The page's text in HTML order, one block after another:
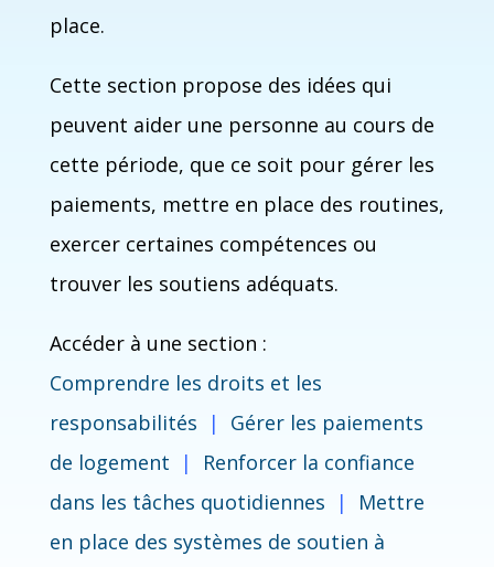
place.
Cette section propose des idées qui
peuvent aider une personne au cours de
cette période, que ce soit pour gérer les
paiements, mettre en place des routines,
exercer certaines compétences ou
trouver les soutiens adéquats.
Accéder à une section :
Comprendre les droits et les
responsabilités | Gérer les paiements
de logement | Renforcer la confiance
dans les tâches quotidiennes | Mettre
en place des systèmes de soutien à